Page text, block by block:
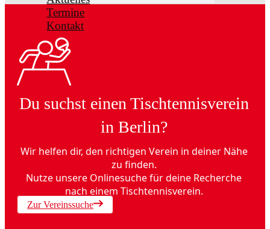
Termine
Kontakt
Du suchst einen Tischtennisverein
in Berlin?
Wir helfen dir, den richtigen Verein in deiner Nähe
zu finden.
Nutze unsere Onlinesuche für deine Recherche
nach einem Tischtennisverein.
Zur Vereinssuche